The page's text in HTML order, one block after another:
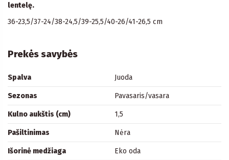
lentelę.
36-23,5/37-24/38-24,5/39-25,5/40-26/41-26,5 cm
Prekės savybės
Spalva Juoda
Sezonas Pavasaris/vasara
Kulno aukštis (cm) 1,5
Pašiltinimas Nėra
Išorinė medžiaga Eko oda